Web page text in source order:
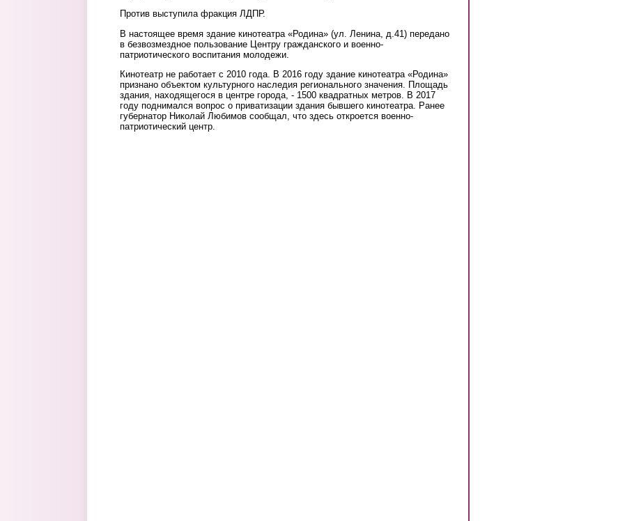
Против выступила фракция ЛДПР.
В настоящее время здание кинотеатра «Родина» (ул. Ленина, д.41) передано
в безвозмездное пользование Центру гражданского и военно-
патриотического воспитания молодежи.
Кинотеатр не работает с 2010 года. В 2016 году здание кинотеатра «Родина»
признано объектом культурного наследия регионального значения. Площадь
здания, находящегося в центре города, - 1500 квадратных метров. В 2017
году поднимался вопрос о приватизации здания бывшего кинотеатра. Ранее
губернатор Николай Любимов сообщал, что здесь откроется военно-
патриотический центр.